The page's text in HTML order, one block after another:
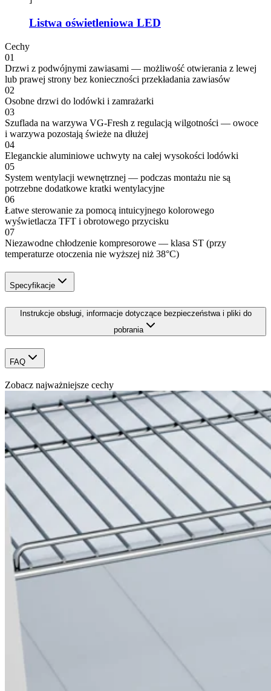
Listwa oświetleniowa LED
Cechy
01
Drzwi z podwójnymi zawiasami — możliwość otwierania z lewej
lub prawej strony bez konieczności przekładania zawiasów
02
Osobne drzwi do lodówki i zamrażarki
03
Szuflada na warzywa VG-Fresh z regulacją wilgotności — owoce
i warzywa pozostają świeże na dłużej
04
Eleganckie aluminiowe uchwyty na całej wysokości lodówki
05
System wentylacji wewnętrznej — podczas montażu nie są
potrzebne dodatkowe kratki wentylacyjne
06
Łatwe sterowanie za pomocą intuicyjnego kolorowego
wyświetlacza TFT i obrotowego przycisku
07
Niezawodne chłodzenie kompresorowe — klasa ST (przy
temperaturze otoczenia nie wyższej niż 38°C)
Specyfikacje
Instrukcje obsługi, informacje dotyczące bezpieczeństwa i pliki do
pobrania
FAQ
Zobacz najważniejsze cechy